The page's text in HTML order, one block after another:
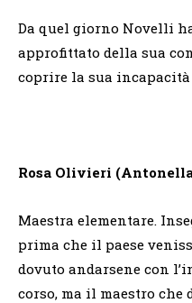
Da quel giorno Novelli
approfittato della sua
coprire la sua incapacità
Rosa Olivieri
Maestra elementare.
prima che il paese
dovuto andarsene con
corso, ma il maestro